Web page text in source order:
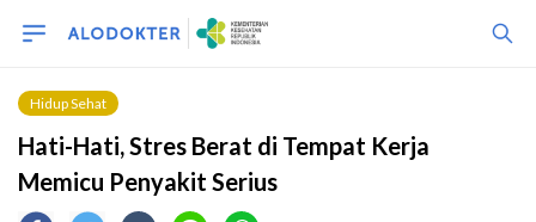
Hidup Sehat
Hati-Hati, Stres Berat di Tempat Kerja
Memicu Penyakit Serius